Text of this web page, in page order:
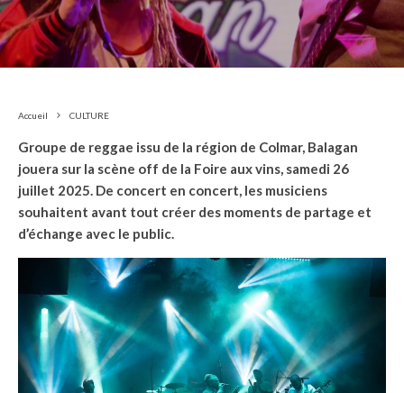
Accueil CULTURE
Groupe de reggae issu de la région de Colmar, Balagan
jouera sur la scène off de la Foire aux vins, samedi 26
juillet 2025. De concert en concert, les musiciens
souhaitent avant tout créer des moments de partage et
d’échange avec le public.